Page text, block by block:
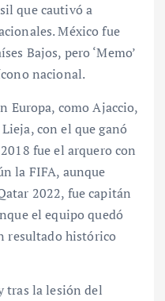
que cautivó a
México fue
Bajos, pero ‘Memo’
nacional.
Europa, como Ajaccio,
con el que ganó
fue el arquero con
la FIFA, aunque
2022, fue capitán
el equipo quedó
resultado histórico
tras la lesión del